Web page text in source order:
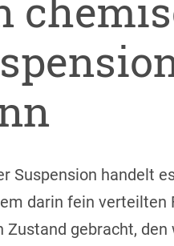
Suspension handelt
darin fein
Zustand gebracht,